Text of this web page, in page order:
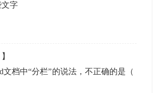
字
】
文档中“分栏”的说法，不正确的是（